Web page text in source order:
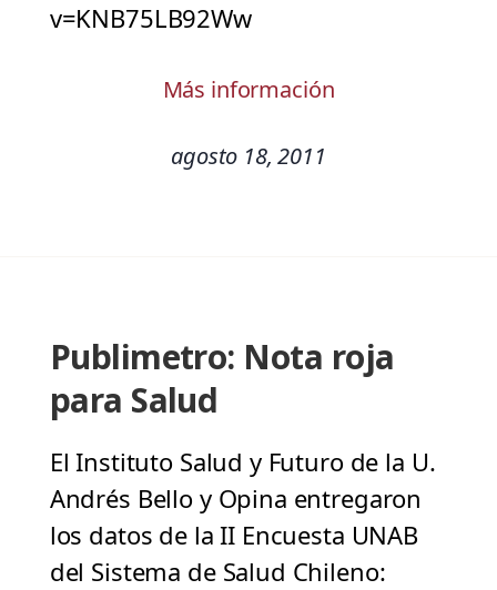
v=KNB75LB92Ww
Más información
agosto 18, 2011
Publimetro: Nota roja
para Salud
El Instituto Salud y Futuro de la U.
Andrés Bello y Opina entregaron
los datos de la II Encuesta UNAB
del Sistema de Salud Chileno: